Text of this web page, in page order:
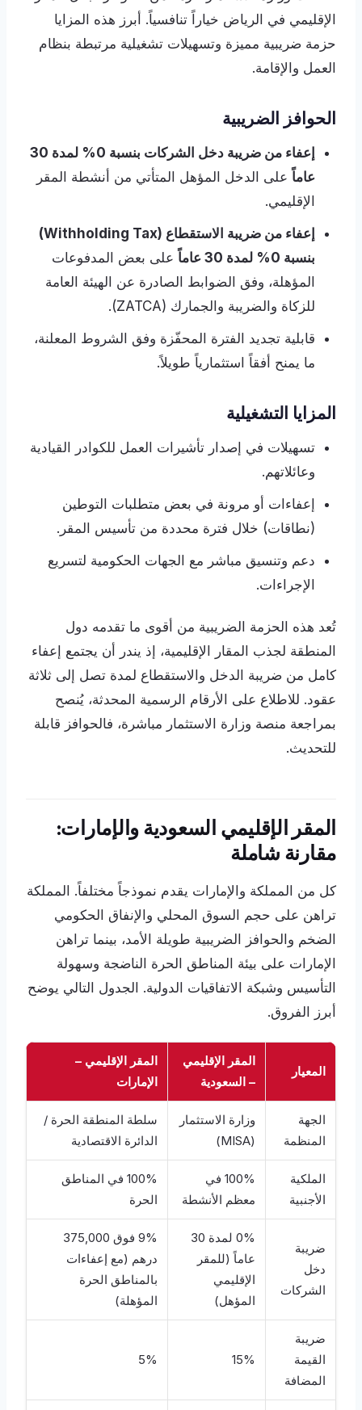
الإقليمي في الرياض خياراً تنافسياً. أبرز هذه المزايا
حزمة ضريبية مميزة وتسهيلات تشغيلية مرتبطة بنظام
العمل والإقامة.
الحوافز الضريبية
إعفاء من ضريبة دخل الشركات بنسبة 0% لمدة 30
عاماً على الدخل المؤهل المتأتي من أنشطة المقر
الإقليمي.
إعفاء من ضريبة الاستقطاع (Withholding Tax)
بنسبة 0% لمدة 30 عاماً
على بعض المدفوعات
المؤهلة، وفق الضوابط الصادرة عن الهيئة العامة
للزكاة والضريبة والجمارك (ZATCA).
قابلية تجديد الفترة المحفّزة وفق الشروط المعلنة،
ما يمنح أفقاً استثمارياً طويلاً.
المزايا التشغيلية
تسهيلات في إصدار تأشيرات العمل للكوادر القيادية
وعائلاتهم.
إعفاءات أو مرونة في بعض متطلبات التوطين
(نطاقات) خلال فترة محددة من تأسيس المقر.
دعم وتنسيق مباشر مع الجهات الحكومية لتسريع
الإجراءات.
تُعد هذه الحزمة الضريبية من أقوى ما تقدمه دول
المنطقة لجذب المقار الإقليمية، إذ يندر أن يجتمع إعفاء
كامل من ضريبة الدخل والاستقطاع لمدة تصل إلى ثلاثة
عقود. للاطلاع على الأرقام الرسمية المحدثة، يُنصح
بمراجعة منصة وزارة الاستثمار مباشرة، فالحوافز قابلة
للتحديث.
المقر الإقليمي السعودية والإمارات:
مقارنة شاملة
كل من المملكة والإمارات يقدم نموذجاً مختلفاً. المملكة
تراهن على حجم السوق المحلي والإنفاق الحكومي
الضخم والحوافز الضريبية طويلة الأمد، بينما تراهن
الإمارات على بيئة المناطق الحرة الناضجة وسهولة
التأسيس وشبكة الاتفاقيات الدولية. الجدول التالي يوضح
أبرز الفروق.
المعيار
المقر الإقليمي
– السعودية
المقر الإقليمي –
الإمارات
الجهة
المنظمة
وزارة الاستثمار
(MISA)
سلطة المنطقة الحرة /
الدائرة الاقتصادية
الملكية
الأجنبية
100% في
معظم الأنشطة
100% في المناطق
الحرة
ضريبة
دخل
الشركات
0% لمدة 30
عاماً (للمقر
الإقليمي
المؤهل)
9% فوق 375,000
درهم (مع إعفاءات
بالمناطق الحرة
المؤهلة)
ضريبة
القيمة
المضافة
15%
5%